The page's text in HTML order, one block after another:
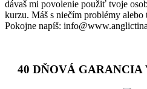
dávaš mi povolenie použiť tvoje
kurzu. Máš s niečím problémy
Pokojne napíš:
40 DŇOVÁ